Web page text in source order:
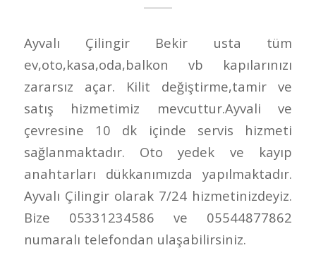
Ayvalı Çilingir Bekir usta tüm
ev,oto,kasa,oda,balkon vb kapılarınızı
zararsız açar. Kilit değiştirme,tamir ve
satış hizmetimiz mevcuttur.Ayvali ve
çevresine 10 dk içinde servis hizmeti
sağlanmaktadır. Oto yedek ve kayıp
anahtarları dükkanımızda yapılmaktadır.
Ayvalı Çilingir olarak 7/24 hizmetinizdeyiz.
Bize 05331234586 ve 05544877862
numaralı telefondan ulaşabilirsiniz.